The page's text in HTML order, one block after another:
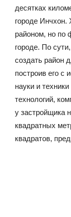
десятках
городе Инчхон.
районом, но по
городе. По
создать район
построив его с
науки и
технологий,
у застройщика
квадратных
квадратов,